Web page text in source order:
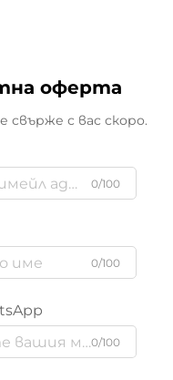
оферта
с вас скоро.
0/100
0/100
0/100